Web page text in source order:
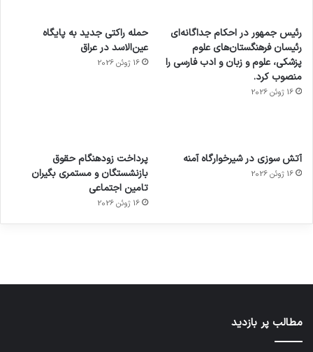
رئیس جمهور در احکام جداگانه‌ای
رئیسان فرهنگستان‌های علوم
پزشکی، علوم و زبان و ادب فارسی را
منصوب کرد.
16 ژوئن 2026
حمله راکتی جدید به پایگاه
عین‌الاسد در عراق
16 ژوئن 2026
آتش سوزی در شیرخوارگاه آمنه
16 ژوئن 2026
پرداخت زودهنگام حقوق
بازنشستگان و مستمری بگیران
تامین اجتماعی
16 ژوئن 2026
برای
کشف
توسط
مجازی
…
ساعت
هوشمند
با طعم
توسط
ژاکت
در
های
2023
توسط
مطالب پر بازدید